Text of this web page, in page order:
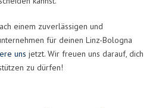
einem zuverlässigen und
für deinen Linz-Bologna
uns jetzt. Wir freuen uns darauf, dich
zu dürfen!